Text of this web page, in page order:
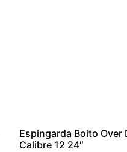
Espingarda Boito Over
Calibre 12 24″